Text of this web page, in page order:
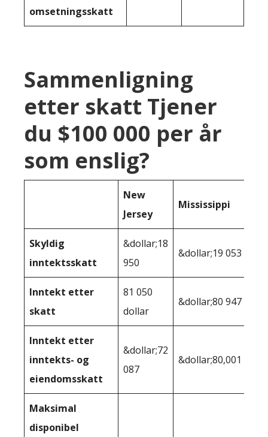
omsetningsskatt
Sammenligning
etter skatt Tjener
du $100 000 per år
som enslig?
New
Jersey
Mississippi
Skyldig
inntektsskatt
&dollar;18
950
&dollar;19 053
Inntekt etter
skatt
81 050
dollar
&dollar;80 947
Inntekt etter
inntekts- og
eiendomsskatt
&dollar;72
087
&dollar;80,001
Maksimal
disponibel